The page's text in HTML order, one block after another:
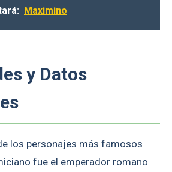
Maximino
y Datos
los personajes más famosos
fue el emperador romano